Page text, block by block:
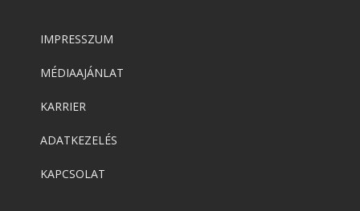
IMPRESSZUM
MÉDIAAJÁNLAT
KARRIER
ADATKEZELÉS
KAPCSOLAT